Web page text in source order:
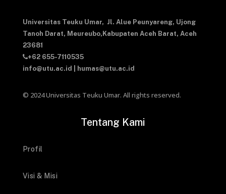
Universitas Teuku Umar, Jl. Alue Peunyareng, Ujong
Tanoh Darat, Meureubo,Kabupaten Aceh Barat, Aceh
23681
+62 655-7110535
info@utu.ac.id
humas@utu.ac.id
© 2024 Universitas Teuku Umar. All rights reserved.
Tentang Kami
Profil
Visi & Misi